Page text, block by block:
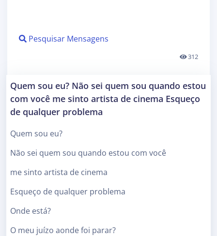
Pesquisar Mensagens
312
Quem sou eu? Não sei quem sou quando estou
com você me sinto artista de cinema Esqueço
de qualquer problema
Quem sou eu?
Não sei quem sou quando estou com você
me sinto artista de cinema
Esqueço de qualquer problema
Onde está?
O meu juízo aonde foi parar?